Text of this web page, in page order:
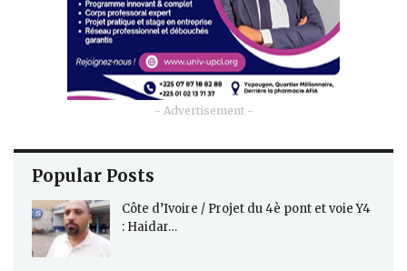
- Advertisement -
Popular Posts
Côte d’Ivoire / Projet du 4è pont et voie Y4
: Haidar…